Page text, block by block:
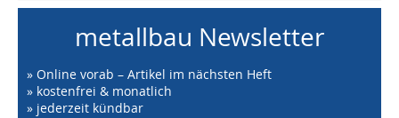
metallbau Newsletter
» Online vorab – Artikel im nächsten Heft
» kostenfrei & monatlich
» jederzeit kündbar